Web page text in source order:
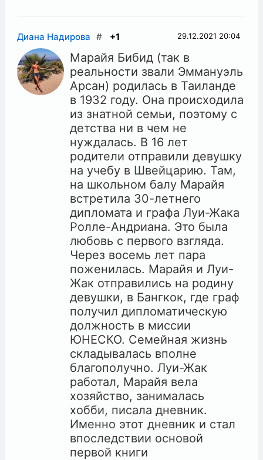
Диана Надирова 29.12.2021 20:04
# +1
Марайя Бибид (так в
реальности звали Эммануэль
Арсан) родилась в Таиланде
в 1932 году. Она происходила
из знатной семьи, поэтому с
детства ни в чем не
нуждалась. В 16 лет
родители отправили девушку
на учебу в Швейцарию. Там,
на школьном балу Марайя
встретила 30-летнего
дипломата и графа Луи-Жака
Ролле-Андриана. Это была
любовь с первого взгляда.
Через восемь лет пара
поженилась. Марайя и Луи-
Жак отправились на родину
девушки, в Бангкок, где граф
получил дипломатическую
должность в миссии
ЮНЕСКО. Семейная жизнь
складывалась вполне
благополучно. Луи-Жак
работал, Марайя вела
хозяйство, занималась
хобби, писала дневник.
Именно этот дневник и стал
впоследствии основой
первой книги